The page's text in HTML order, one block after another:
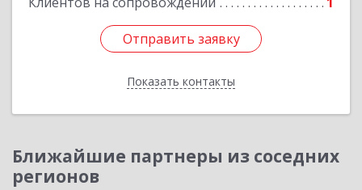
Отправить заявку
Показать контакты
Отправить заявку
Назад
Ближайшие партнеры из соседних
регионов